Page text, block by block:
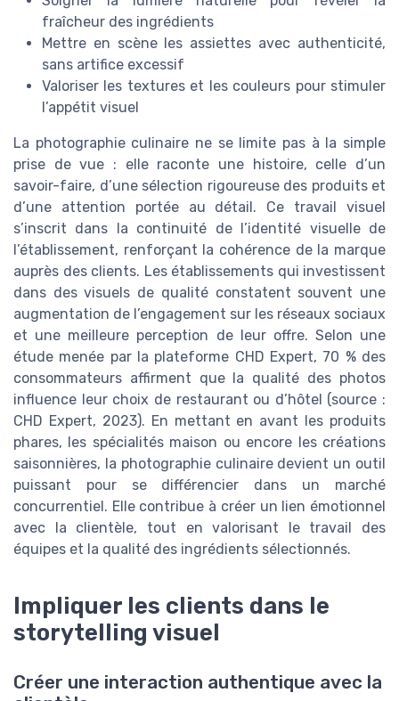
fraîcheur des ingrédients
Mettre en scène les assiettes avec authenticité,
sans artifice excessif
Valoriser les textures et les couleurs pour stimuler
l’appétit visuel
La photographie culinaire ne se limite pas à la simple
prise de vue : elle raconte une histoire, celle d’un
savoir-faire, d’une sélection rigoureuse des produits et
d’une attention portée au détail. Ce travail visuel
s’inscrit dans la continuité de l’identité visuelle de
l’établissement, renforçant la cohérence de la marque
auprès des clients. Les établissements qui investissent
dans des visuels de qualité constatent souvent une
augmentation de l’engagement sur les réseaux sociaux
et une meilleure perception de leur offre. Selon une
étude menée par la plateforme CHD Expert, 70 % des
consommateurs affirment que la qualité des photos
influence leur choix de restaurant ou d’hôtel (source :
CHD Expert, 2023). En mettant en avant les produits
phares, les spécialités maison ou encore les créations
saisonnières, la photographie culinaire devient un outil
puissant pour se différencier dans un marché
concurrentiel. Elle contribue à créer un lien émotionnel
avec la clientèle, tout en valorisant le travail des
équipes et la qualité des ingrédients sélectionnés.
Impliquer les clients dans le
storytelling visuel
Créer une interaction authentique avec la